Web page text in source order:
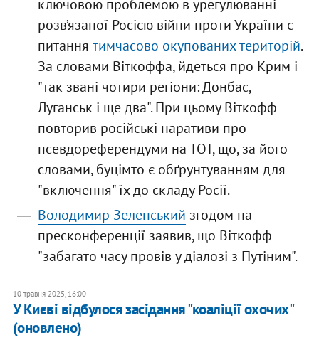
ключовою проблемою в урегулюванні
розв’язаної Росією війни проти України є
питання тимчасово окупованих територій.
За словами Віткоффа, йдеться про Крим і
"так звані чотири регіони: Донбас,
Луганськ і ще два". При цьому Віткофф
повторив російські наративи про
псевдореферендуми на ТОТ, що, за його
словами, буцімто є обґрунтуванням для
"включення" їх до складу Росії.
Володимир Зеленський згодом на
пресконференції заявив, що Віткофф
"забагато часу провів у діалозі з Путіним".
10 травня 2025, 16:00
У Києві відбулося засідання "коаліції охочих"
(оновлено)